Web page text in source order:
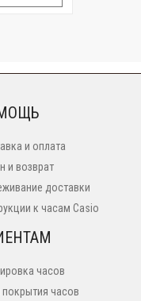
и оплата
и возврат
доставки
к часам Casio
часов
покрытия часов